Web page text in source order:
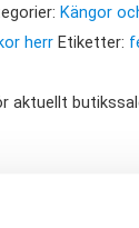
Kängor
herr Etiketter:
aktuellt